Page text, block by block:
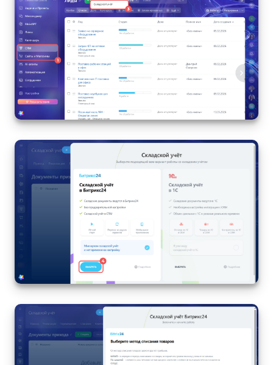
Бизнес-процессы
Маркетплейс
Контакт-центр
Настройки
Виджет сотрудника
Телефония
Филиальная сеть
Приложение Битрикс24
Общие вопросы
Битрикс24 в коробке
Изменения в статьях (архив)
ПОЛУЧИТЬ БЕСПЛАТНО